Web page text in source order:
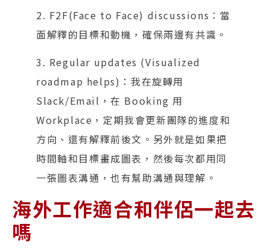
2. F2F(Face to Face) discussions：當
面解釋的目標和動機，確保兩邊有共識。
3. Regular updates (Visualized
roadmap helps)：我在旋轉用
Slack/Email，在 Booking 用
Workplace，定期我會更新團隊的進度和
方向、還有解釋前後文。另外就是如果把
時間軸和目標畫成圖表，然後每次都用同
一張圖表溝通，也有幫助溝通與理解。
海外工作適合和伴侶一起去
嗎